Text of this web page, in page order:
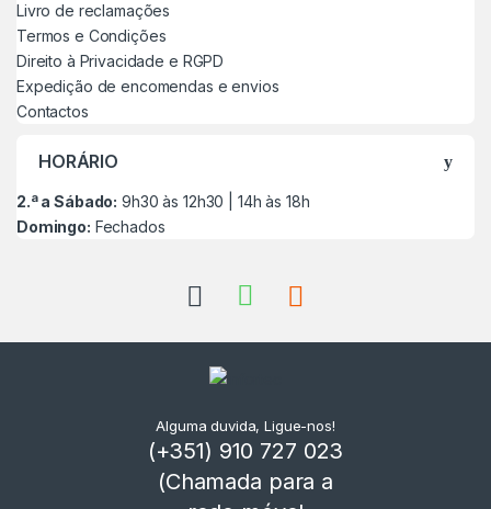
Livro de reclamações
Termos e Condições
Direito à Privacidade e RGPD
Expedição de encomendas e envios
Contactos
HORÁRIO
2.ª a Sábado: 9h30 às 12h30 | 14h às 18h
Domingo: Fechados
Alguma duvida, Ligue-nos!
(+351) 910 727 023
(Chamada para a